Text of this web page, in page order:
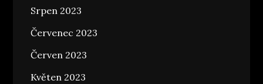
Srpen 2023
Červenec 2023
Červen 2023
Květen 2023